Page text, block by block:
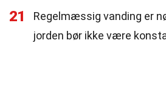
21
Regelmæssig vanding er
jorden bør ikke være